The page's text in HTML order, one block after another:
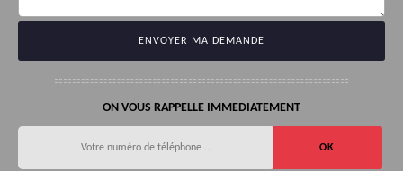
ON VOUS RAPPELLE IMMEDIATEMENT